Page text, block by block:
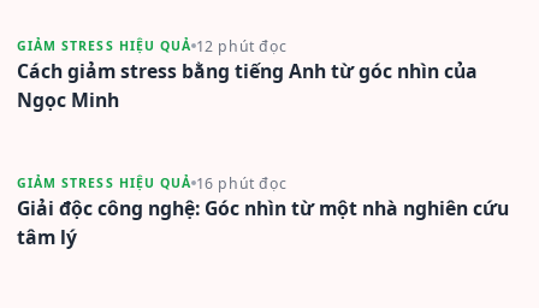
GIẢM STRESS HIỆU QUẢ 12 phút đọc
Cách giảm stress bằng tiếng Anh từ góc nhìn của
Ngọc Minh
GIẢM STRESS HIỆU QUẢ 16 phút đọc
Giải độc công nghệ: Góc nhìn từ một nhà nghiên cứu
tâm lý